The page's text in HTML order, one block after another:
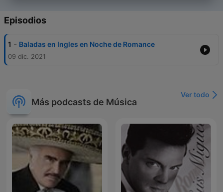
Episodios
1 - Baladas en Ingles en Noche de Romance
09 dic. 2021
Más podcasts de Música
Ver todo